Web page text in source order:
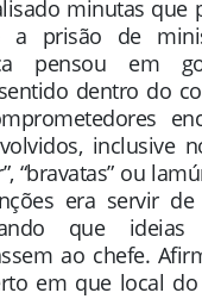
minutas que
prisão de
pensou em
dentro do
inclusive
“bravatas” ou
era servir de
que
ao chefe.
em que local